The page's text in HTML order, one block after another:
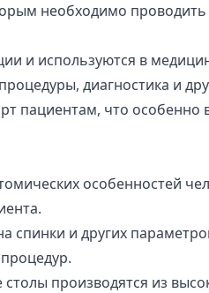
необходимо
и используются в
диагностика и
пациентам, что особенно
особенностей
спинки и других
производятся из